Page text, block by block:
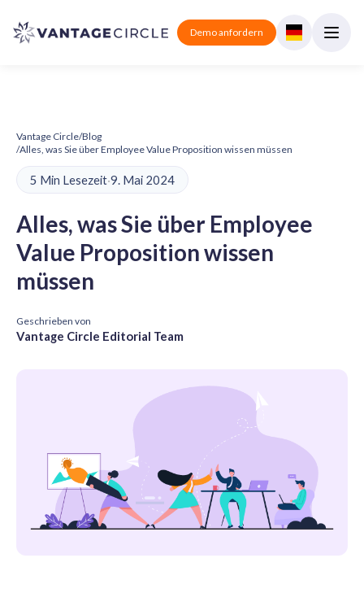
Demo anfordern
Vantage Circle/Blog
/Alles, was Sie über Employee Value Proposition wissen müssen
5 Min Lesezeit·9. Mai 2024
Alles, was Sie über Employee
Value Proposition wissen
müssen
Geschrieben von
Vantage Circle Editorial Team